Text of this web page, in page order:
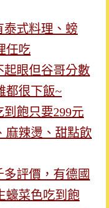
泰式料理、螃
任吃
眼但谷哥分數
都很下飯~
飽只要299元
麻辣燙、甜點飲
評價，有德國
蠔菜色吃到飽